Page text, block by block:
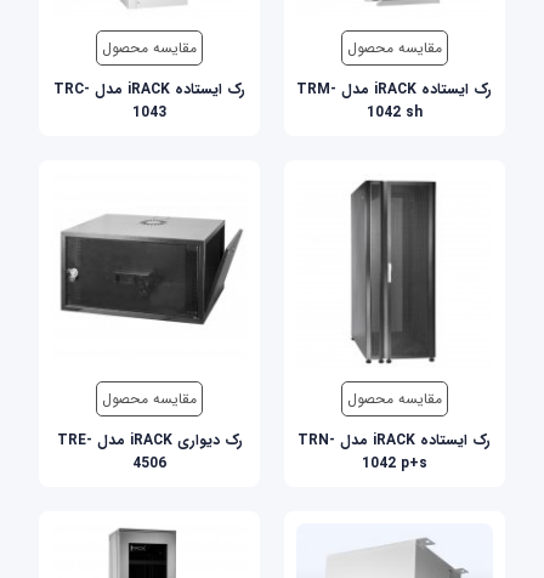
مقایسه محصول
رک ایستاده iRACK مدل TRM-
1042 sh
مقایسه محصول
رک ایستاده iRACK مدل TRC-
1043
مقایسه محصول
رک ایستاده iRACK مدل TRN-
1042 p+s
مقایسه محصول
رک دیواری iRACK مدل TRE-
4506